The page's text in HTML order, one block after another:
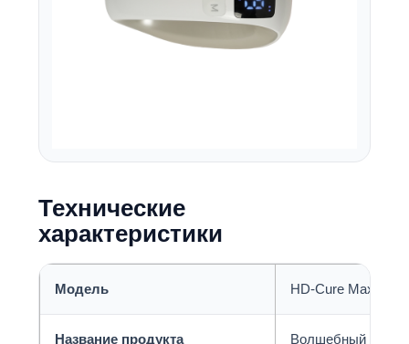
Технические
характеристики
Модель HD-Cure Max
Название продукта Волшебный